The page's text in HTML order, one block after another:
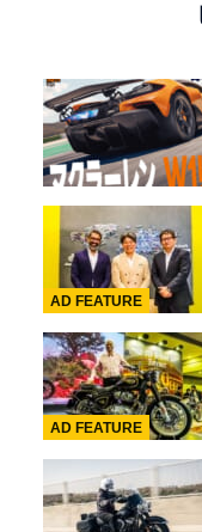
AD FEATURE
AD FEATURE